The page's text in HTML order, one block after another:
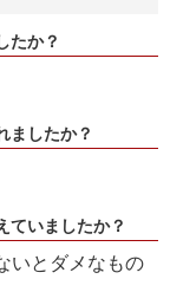
たか？
ましたか？
ていましたか？
いとダメなもの